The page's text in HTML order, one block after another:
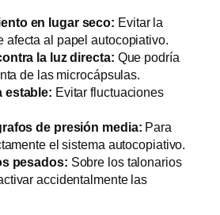
en lugar seco: Evitar la
afecta al papel autocopiativo.
la luz directa: Que podría
de las microcápsulas.
estable: Evitar fluctuaciones
de presión media: Para
el sistema autocopiativo.
pesados: Sobre los talonarios
accidentalmente las